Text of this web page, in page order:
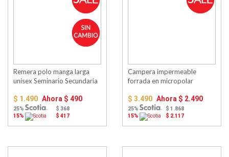
Remera polo manga larga
unisex Seminario Secundaria
$ 1.490 Ahora $ 490
25%
$ 368
15%
$ 417
Campera impermeable
forrada en micropolar
$ 3.490 Ahora $ 2.490
25%
$ 1.868
15%
$ 2.117